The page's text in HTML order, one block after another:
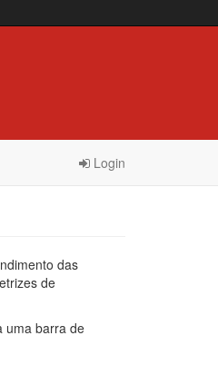
Login
das
de
uma barra de